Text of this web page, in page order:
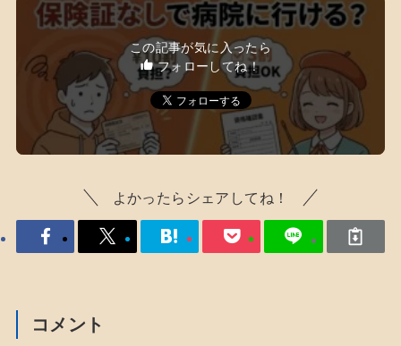
この記事が気に入ったら
フォローしてね！
よかったらシェアしてね！
コメント